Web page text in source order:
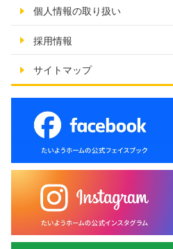
個人情報の取り扱い
採用情報
サイトマップ